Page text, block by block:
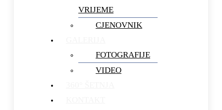
VRIJEME
CJENOVNIK
FOTOGRAFIJE
VIDEO